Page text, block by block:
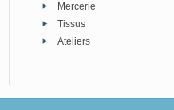
Mercerie
Tissus
Ateliers